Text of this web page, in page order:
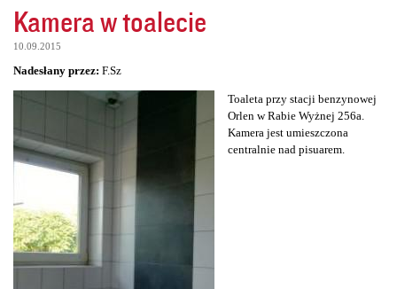
Kamera w toalecie
10.09.2015
Nadesłany przez: F.Sz
Toaleta przy stacji benzynowej
Orlen w Rabie Wyżnej 256a.
Kamera jest umieszczona
centralnie nad pisuarem.